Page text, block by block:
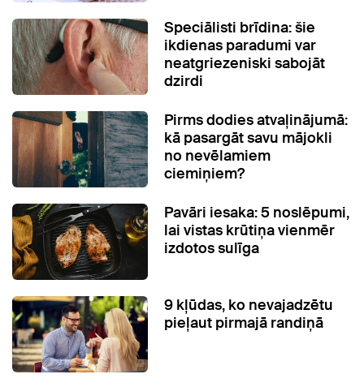
Speciālisti brīdina: šie
ikdienas paradumi var
neatgriezeniski sabojāt
dzirdi
Pirms dodies atvaļinājumā:
kā pasargāt savu mājokli
no nevēlamiem
ciemiņiem?
Pavāri iesaka: 5 noslēpumi,
lai vistas krūtiņa vienmēr
izdotos sulīga
9 kļūdas, ko nevajadzētu
pieļaut pirmajā randiņā